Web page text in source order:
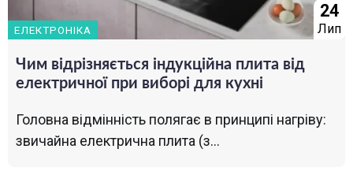
ЕЛЕКТРОНІКА
24
Лип
Чим відрізняється індукційна плита від
електричної при виборі для кухні
Головна відмінність полягає в принципі нагріву:
звичайна електрична плита (з...